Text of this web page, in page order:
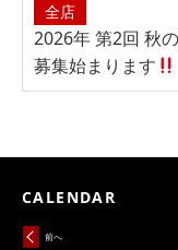
全店
2026年 第2回 秋
募集始まります
CALENDAR
前へ